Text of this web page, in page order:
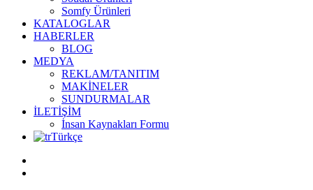
Somfy Ürünleri
KATALOGLAR
HABERLER
BLOG
MEDYA
REKLAM/TANITIM
MAKİNELER
SUNDURMALAR
İLETİŞİM
İnsan Kaynakları Formu
Türkçe